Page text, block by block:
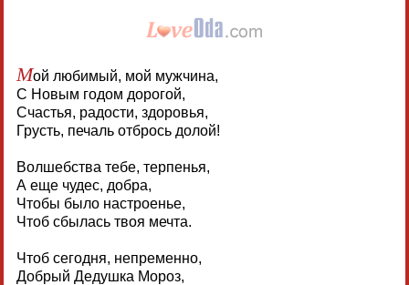
Мой любимый, мой мужчина,
С Новым годом дорогой,
Счастья, радости, здоровья,
Грусть, печаль отбрось долой!
Волшебства тебе, терпенья,
А еще чудес, добра,
Чтобы было настроенье,
Чтоб сбылась твоя мечта.
Чтоб сегодня, непременно,
Добрый Дедушка Мороз,